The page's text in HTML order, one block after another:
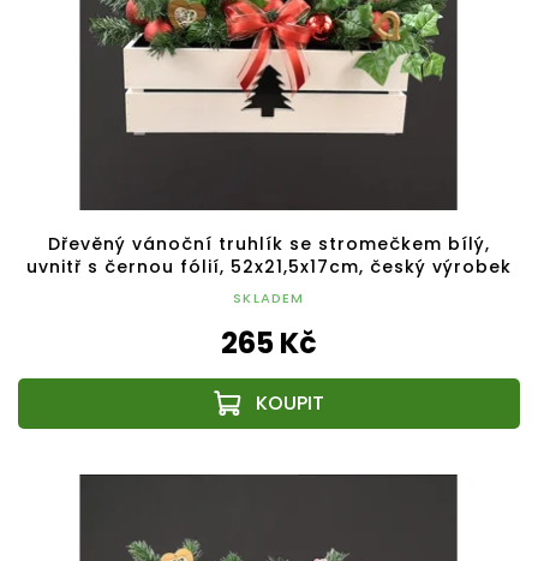
Dřevěný vánoční truhlík se stromečkem bílý,
uvnitř s černou fólií, 52x21,5x17cm, český výrobek
SKLADEM
265 Kč